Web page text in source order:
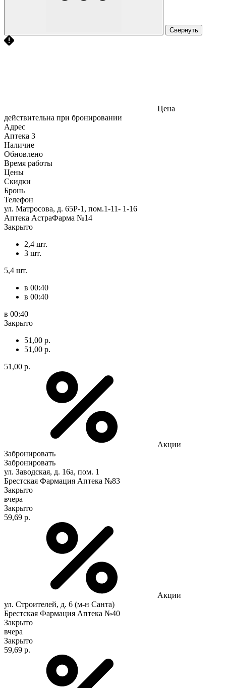
Свернуть
Цена
действительна при бронировании
Адрес
Аптека 3
Наличие
Обновлено
Время работы
Цены
Скидки
Бронь
Телефон
ул. Матросова, д. 65Р-1, пом.1-11- 1-16
Аптека АстраФарма №14
Закрыто
2,4 шт.
3 шт.
5,4 шт.
в 00:40
в 00:40
в 00:40
Закрыто
51,00 р.
51,00 р.
51,00 р.
Акции
Забронировать
Забронировать
ул. Заводская, д. 16а, пом. 1
Брестская Фармация Аптека №83
Закрыто
вчера
Закрыто
59,69 р.
Акции
ул. Строителей, д. 6 (м-н Санта)
Брестская Фармация Аптека №40
Закрыто
вчера
Закрыто
59,69 р.